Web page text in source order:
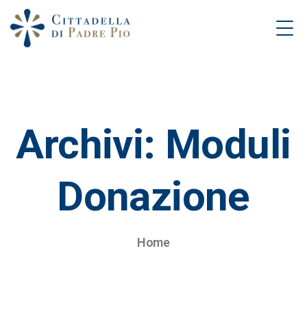
Archivi: Moduli
Donazione
Home